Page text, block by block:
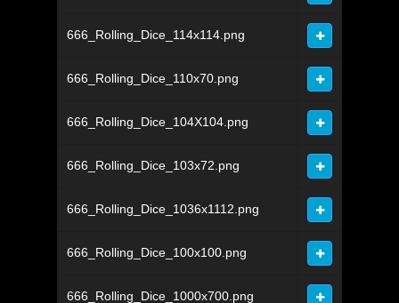
666_Rolling_Dice_114x114.png
666_Rolling_Dice_110x70.png
666_Rolling_Dice_104X104.png
666_Rolling_Dice_103x72.png
666_Rolling_Dice_1036x1112.png
666_Rolling_Dice_100x100.png
666_Rolling_Dice_1000x700.png